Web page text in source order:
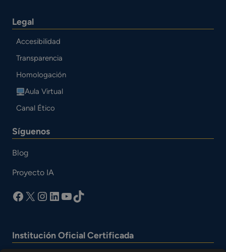
Legal
Accesibilidad
Transparencia
Homologación
Aula Virtual
Canal Ético
Síguenos
Blog
Proyecto IA
facebook
X Instagram
LinkedIn
YouTube
TikTok
Institución Oficial Certificada